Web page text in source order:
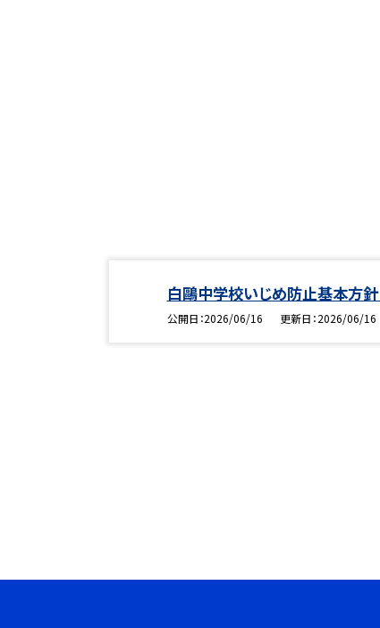
白鷗中学校いじめ防止基本方針
公開日 2026/06/16 更新日 2026/06/16